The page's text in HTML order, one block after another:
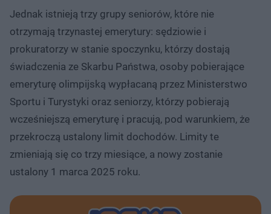
Jednak istnieją trzy grupy seniorów, które nie
otrzymają trzynastej emerytury: sędziowie i
prokuratorzy w stanie spoczynku, którzy dostają
świadczenia ze Skarbu Państwa, osoby pobierające
emeryturę olimpijską wypłacaną przez Ministerstwo
Sportu i Turystyki oraz seniorzy, którzy pobierają
wcześniejszą emeryturę i pracują, pod warunkiem, że
przekroczą ustalony limit dochodów. Limity te
zmieniają się co trzy miesiące, a nowy zostanie
ustalony 1 marca 2025 roku.